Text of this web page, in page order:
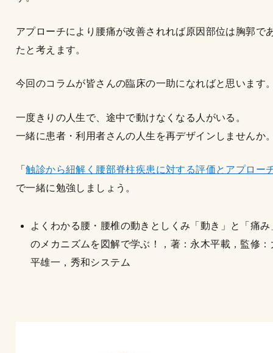
アプローチにより腰痛が改善されれば原因部位は胸郭で
たと考えます。
今回のコラムが皆さんの臨床の一助になればと思います
一度きりの人生で、途中で動けなくなる人がいる。
一緒に患者・利用者さんの人生を再デザインしませんか
「触診から紐解く腰部脊柱疾患に対する評価とアプロー
で一緒に勉強しましょう。
よくわかる腰・腰椎の動きとしくみ「動き」と「痛み
のメカニズムを図解で学ぶ！，著：永木平載，監修：
平雄一，秀和システム